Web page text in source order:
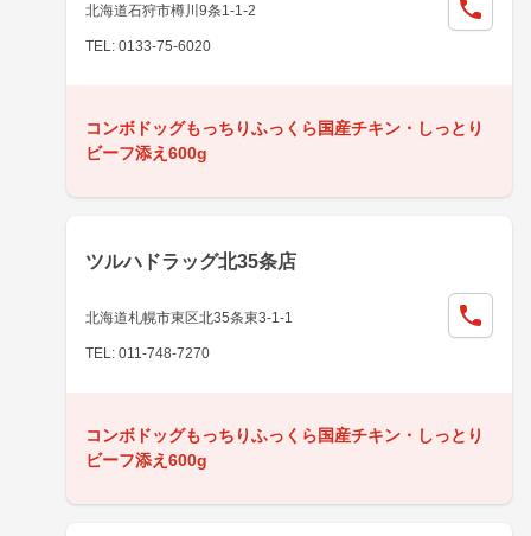
北海道石狩市樽川9条1-1-2
TEL: 0133-75-6020
コンボドッグもっちりふっくら国産チキン・しっとり
ビーフ添え600g
ツルハドラッグ北35条店
北海道札幌市東区北35条東3-1-1
TEL: 011-748-7270
コンボドッグもっちりふっくら国産チキン・しっとり
ビーフ添え600g